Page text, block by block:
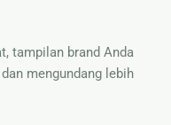
tampilan brand Anda
mengundang lebih